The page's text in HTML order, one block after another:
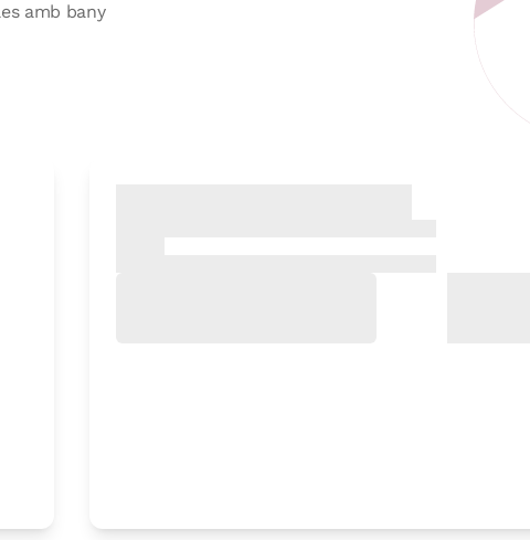
amb bany